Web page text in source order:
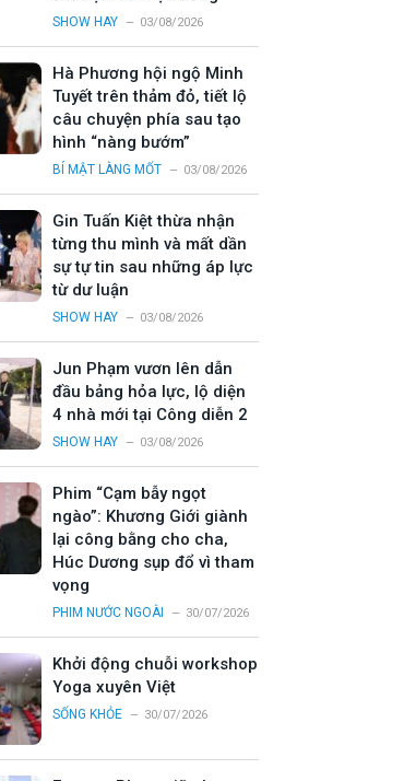
SHOW HAY 03/08/2026
Hà Phương hội ngộ Minh
Tuyết trên thảm đỏ, tiết lộ
câu chuyện phía sau tạo
hình “nàng bướm”
BÍ MẬT LÀNG MỐT 03/08/2026
Gin Tuấn Kiệt thừa nhận
từng thu mình và mất dần
sự tự tin sau những áp lực
từ dư luận
SHOW HAY 03/08/2026
Jun Phạm vươn lên dẫn
đầu bảng hỏa lực, lộ diện
4 nhà mới tại Công diễn 2
SHOW HAY 03/08/2026
Phim “Cạm bẫy ngọt
ngào”: Khương Giới giành
lại công bằng cho cha,
Húc Dương sụp đổ vì tham
vọng
PHIM NƯỚC NGOÀI 30/07/2026
Khởi động chuỗi workshop
Yoga xuyên Việt
SỐNG KHỎE 30/07/2026